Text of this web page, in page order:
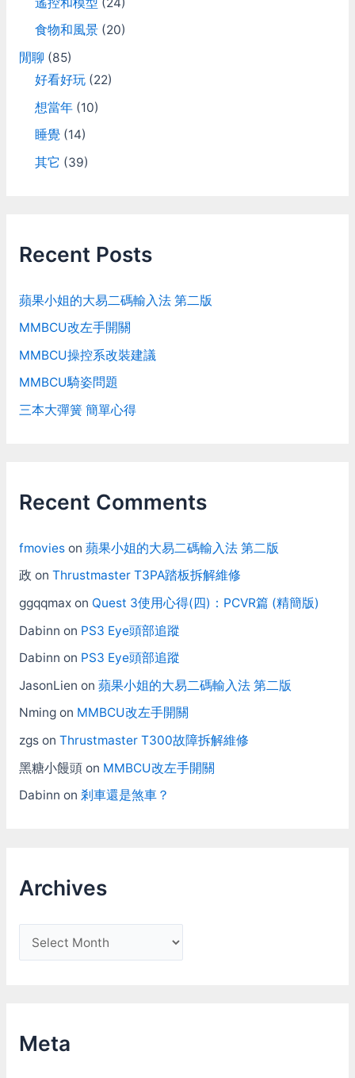
食物和風景(20)
閒聊 (85)
好看好玩(22)
想當年(10)
睡覺(14)
其它 (39)
Recent Posts
蘋果小姐的大易二碼輸入法 第二版
MMBCU改左手開關
MMBCU操控系改裝建議
MMBCU騎姿問題
三本大彈簧 簡單心得
Recent Comments
fmovieson 蘋果小姐的大易二碼輸入法 第二版
政 on Thrustmaster T3PA踏板拆解維修
ggqqmaxon Quest 3使用心得(四)：PCVR篇 (精簡版)
Dabinn on PS3 Eye頭部追蹤
Dabinn on PS3 Eye頭部追蹤
JasonLien on 蘋果小姐的大易二碼輸入法 第二版
Nmingon MMBCU改左手開關
zgson Thrustmaster T300故障拆解維修
黑糖小饅頭on MMBCU改左手開關
Dabinn on 剎車還是煞車？
Archives
r
iMeta